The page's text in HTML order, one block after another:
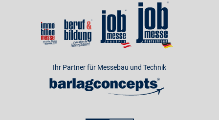
Ihr Partner für Messebau und Technik